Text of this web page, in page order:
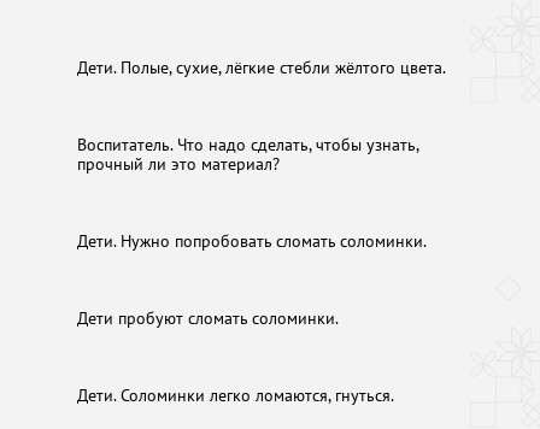
Дети. Полые, сухие, лёгкие стебли жёлтого цвета.
Воспитатель. Что надо сделать, чтобы узнать,
прочный ли это материал?
Дети. Нужно попробовать сломать соломинки.
Дети пробуют сломать соломинки.
Дети. Соломинки легко ломаются, гнуться.